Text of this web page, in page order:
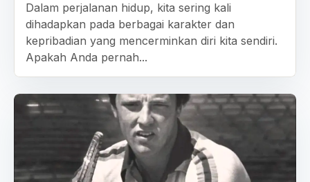
Dalam perjalanan hidup, kita sering kali
dihadapkan pada berbagai karakter dan
kepribadian yang mencerminkan diri kita sendiri.
Apakah Anda pernah...